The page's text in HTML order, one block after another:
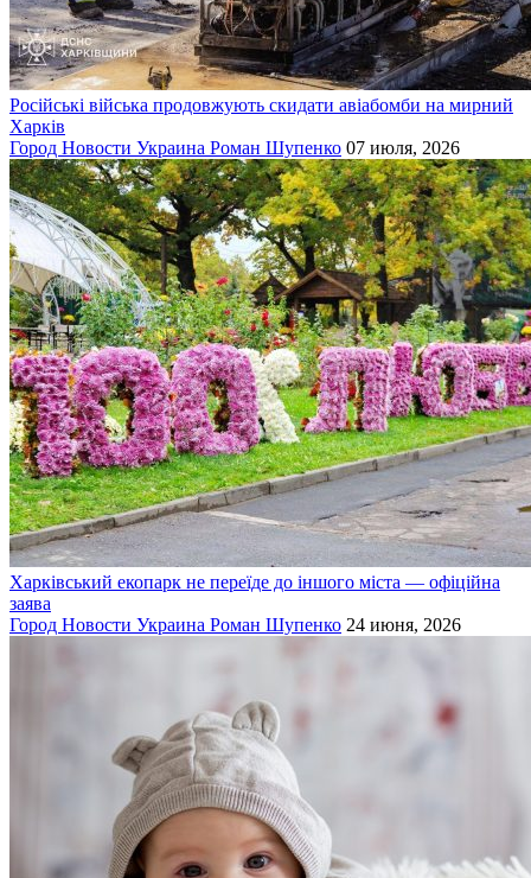
Російські війська продовжують скидати авіабомби на мирний
Харків
Город Новости Украина Роман Шупенко 07 июля, 2026
Харківський екопарк не переїде до іншого міста — офіційна
заява
Город Новости Украина Роман Шупенко 24 июня, 2026